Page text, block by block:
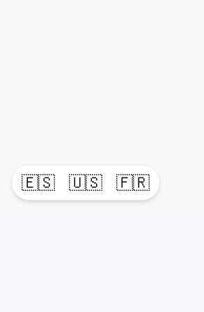
🇪🇸 🇺🇸 🇫🇷